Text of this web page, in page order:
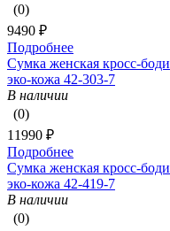
(0)
9490 ₽
Подробнее
Сумка женская кросс-боди
эко-кожа 42-303-7
В наличии
(0)
11990 ₽
Подробнее
Сумка женская кросс-боди
эко-кожа 42-419-7
В наличии
(0)